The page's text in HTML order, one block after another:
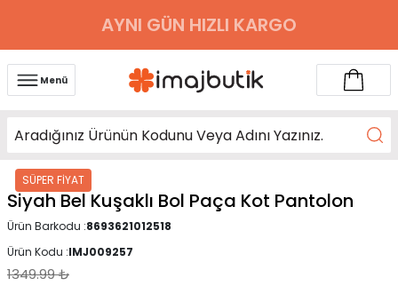
AYNI GÜN HIZLI KARGO
Menü
SÜPER FİYAT
Siyah Bel Kuşaklı Bol Paça Kot Pantolon
Ürün Barkodu :8693621012518
Ürün Kodu :IMJ009257
1349.99₺